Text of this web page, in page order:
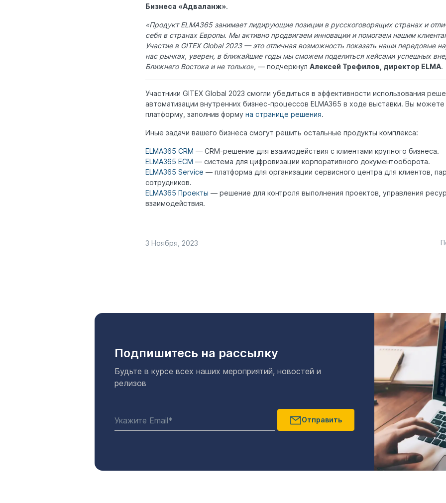
Бизнеса «Адваланж».
«Продукт ELMA365 занимает лидирующие позиции в русскоговорящих странах и
себя в странах Европы. Мы активно продвигаем инновации и помогаем нашим
Участие в GITEX Global 2023 — это отличная возможность показать наши передовые
нас рынках, уверен, в ближайшие годы мы сможем поделиться кейсами успешных
Ближнего Востока и не только», — подчеркнул Алексей Трефилов, директор ELMA.
Участники GITEX Global 2023 смогли убедиться в эффективности использования
автоматизации внутренних бизнес-процессов ELMA365 в ходе выставки. Вы
платформу, заполнив форму на странице решения.
Иные задачи вашего бизнеса смогут решить остальные продукты комплекса:
ELMA365 CRM — CRM-решение для взаимодействия с клиентами крупного бизнеса.
ELMA365 ECM — система для цифровизации корпоративного документооборота.
ELMA365 Service — платформа для организации сервисного центра для клиентов,
сотрудников.
ELMA365 Проекты — решение для контроля выполнения проектов, управления
взаимодействия.
3 Ноября, 2023
Подпишитесь на рассылку
Будьте в курсе всех наших мероприятий, новостей и
релизов
Отправить